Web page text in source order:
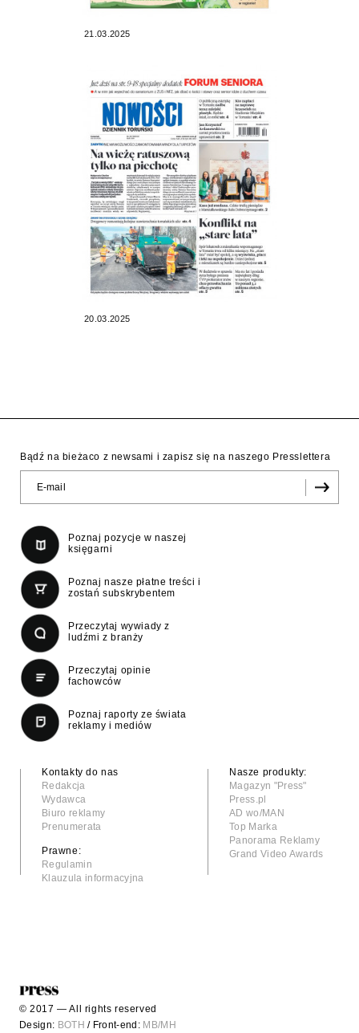
21.03.2025
20.03.2025
Bądź na bieżaco z newsami i zapisz się na naszego Presslettera
Poznaj pozycje w naszej
księgarni
Poznaj nasze płatne treści i
zostań subskrybentem
Przeczytaj wywiady z
ludźmi z branży
Przeczytaj opinie
fachowców
Poznaj raporty ze świata
reklamy i mediów
Kontakty do nas
Redakcja
Wydawca
Biuro reklamy
Prenumerata
Prawne:
Regulamin
Klauzula informacyjna
Nasze produkty:
Magazyn "Press"
Press.pl
AD wo/MAN
Top Marka
Panorama Reklamy
Grand Video Awards
Design: BOTH / Front-end: MB/MH
© 2017 — All rights reserved